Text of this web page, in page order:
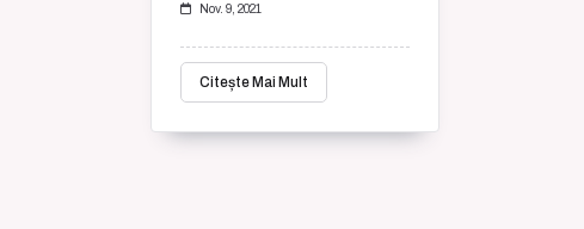
Nov. 9, 2021
Citește Mai Mult